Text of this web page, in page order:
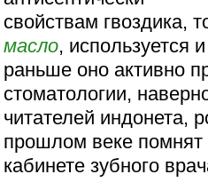
свойствам гвоздика,
масло, используется
раньше оно активно
стоматологии,
читателей индонета,
прошлом веке помнят
кабинете зубного